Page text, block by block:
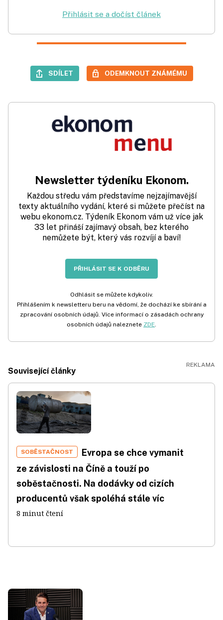
Přihlásit se a dočíst článek
SDÍLET ODEMKNOUT ZNÁMÉMU
Newsletter týdeníku Ekonom.
Každou středu vám představíme nejzajímavější
texty aktuálního vydání, které si můžete přečíst na
webu ekonom.cz. Týdeník Ekonom vám už více jak
33 let přináší zajímavý obsah, bez kterého
nemůžete být, který vás rozvíjí a baví!
PŘIHLÁSIT SE K ODBĚRU
Odhlásit se můžete kdykoliv.
Přihlášením k newsletteru beru na vědomí, že dochází ke sbírání a
zpracování osobních údajů. Více informací o zásadách ochrany
osobních údajů naleznete ZDE.
Související články
SOBĚSTAČNOST
Evropa se chce vymanit
ze závislosti na Číně a touží po
soběstačnosti. Na dodávky od cizích
producentů však spoléhá stále víc
8 minut čtení